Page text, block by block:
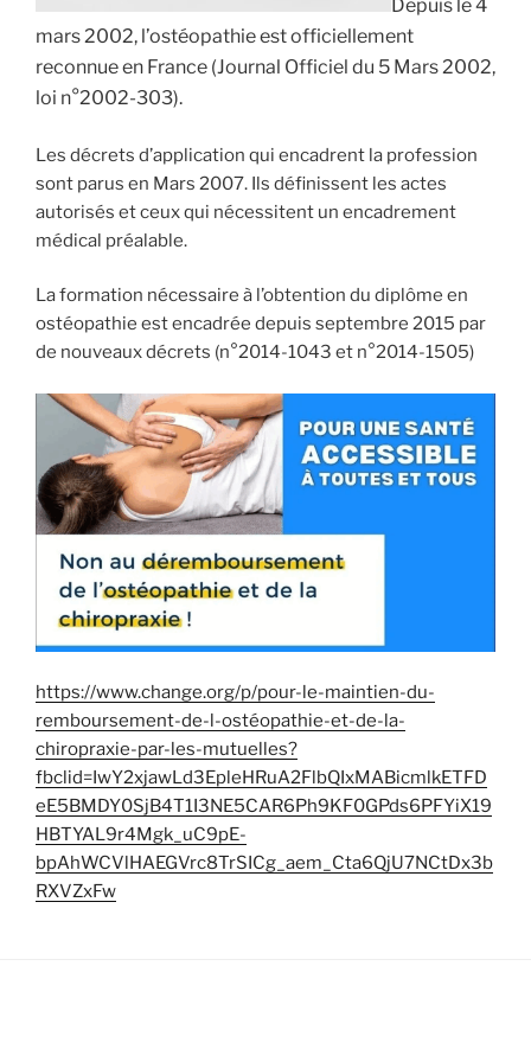
Depuis le 4
mars 2002, l’ostéopathie est officiellement
reconnue en France (Journal Officiel du 5 Mars 2002,
loi n°2002-303).
Les décrets d’application qui encadrent la profession
sont parus en Mars 2007. Ils définissent les actes
autorisés et ceux qui nécessitent un encadrement
médical préalable.
La formation nécessaire à l’obtention du diplôme en
ostéopathie est encadrée depuis septembre 2015 par
de nouveaux décrets (n°2014-1043 et n°2014-1505)
https://www.change.org/p/pour-le-maintien-du-
remboursement-de-l-ostéopathie-et-de-la-
chiropraxie-par-les-mutuelles?
fbclid=IwY2xjawLd3EpleHRuA2FlbQIxMABicmlkETFD
eE5BMDY0SjB4T1I3NE5CAR6Ph9KF0GPds6PFYiX19
HBTYAL9r4Mgk_uC9pE-
bpAhWCVlHAEGVrc8TrSICg_aem_Cta6QjU7NCtDx3b
RXVZxFw